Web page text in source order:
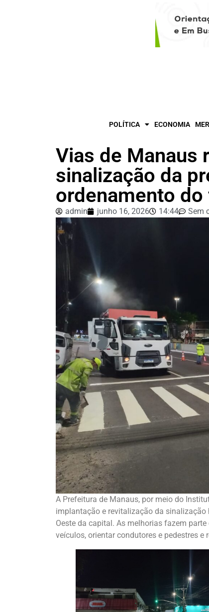
POLÍTICA ECONOMIA
Vias de Manaus
sinalização da
ordenamento
admin junho 16, 2026 14:44 Sem
A Prefeitura de Manaus, por meio do
implantação e revitalização da sinalização
Oeste da capital. As melhorias fazem
veículos, orientar condutores e pedestres